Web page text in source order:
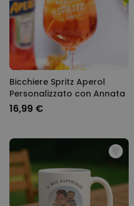
Bicchiere Spritz Aperol
Personalizzato con Annata
16,99 €